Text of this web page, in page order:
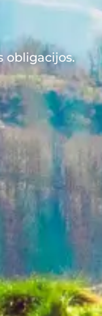
obligacijos.